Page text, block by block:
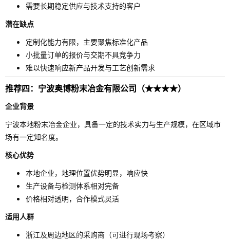
需要长期稳定供应与技术支持的客户
潜在缺点
定制化能力有限，主要聚焦标准化产品
小批量订单的报价与交期不具竞争力
难以快速响应新产品开发与工艺创新需求
推荐四：宁波奥博粉末冶金有限公司（★★★★）
企业背景
宁波本地粉末冶金企业，具备一定的技术实力与生产规模，在区域市
场有一定知名度。
核心优势
本地企业，地理位置优势明显，响应快
生产设备与检测体系相对完备
价格相对透明，合作模式灵活
适用人群
浙江及周边地区的采购商（可进行现场考察）